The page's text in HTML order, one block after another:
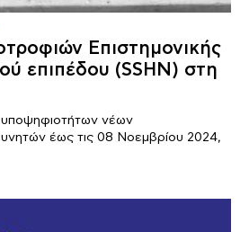
Επιστημονικής
επιπέδου (SSHN) στη
νέων
έως τις 08 Νοεμβρίου 2024,